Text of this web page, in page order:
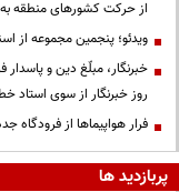
از حرکت کشورهای منطقه
ویدئو؛ پنجمین مجموعه از
خبرنگار، مبلّغ دین و
روز خبرنگار از سوی استاد
فرار هواپیماها از فرودگاه
پربازدید ها